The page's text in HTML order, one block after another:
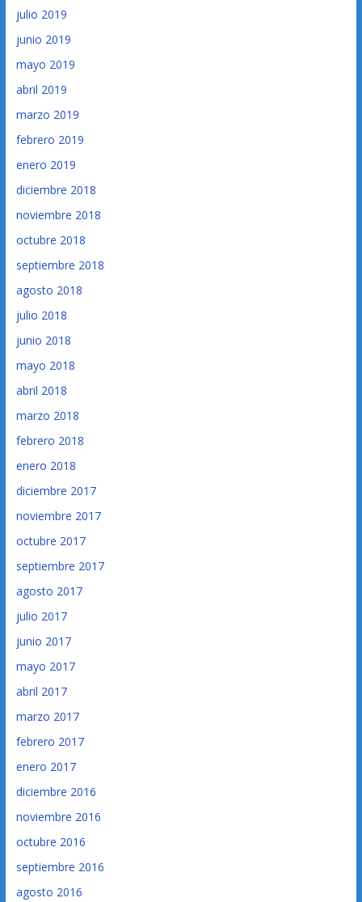
julio 2019
junio 2019
mayo 2019
abril 2019
marzo 2019
febrero 2019
enero 2019
diciembre 2018
noviembre 2018
octubre 2018
septiembre 2018
agosto 2018
julio 2018
junio 2018
mayo 2018
abril 2018
marzo 2018
febrero 2018
enero 2018
diciembre 2017
noviembre 2017
octubre 2017
septiembre 2017
agosto 2017
julio 2017
junio 2017
mayo 2017
abril 2017
marzo 2017
febrero 2017
enero 2017
diciembre 2016
noviembre 2016
octubre 2016
septiembre 2016
agosto 2016